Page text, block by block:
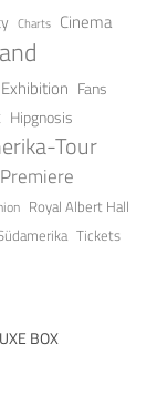
Charts Cinema
Exhibition Fans
Hipgnosis
Tour
Premiere
Royal Albert Hall
Tickets
BOX